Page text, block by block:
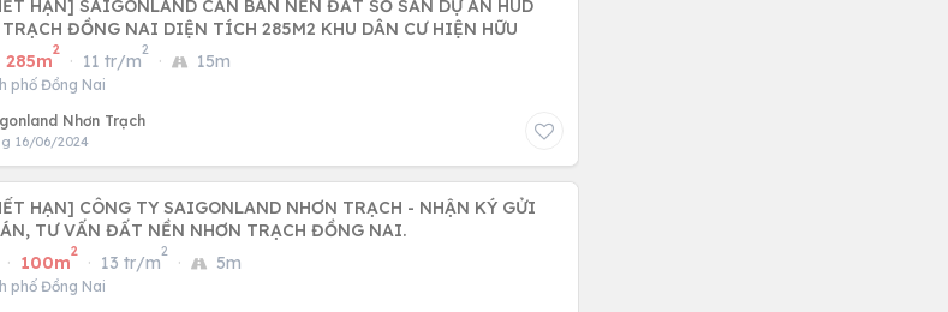
HẠN] SAIGONLAND CẦN BÁN NỀN ĐẤT SỔ SẴN DỰ ÁN HUD
TRẠCH ĐỒNG NAI DIỆN TÍCH 285M2 KHU DÂN CƯ HIỆN HỮU
285m
2
· 11 tr/m
2
· 15m
phố Đồng Nai
Nhơn Trạch
16/06/2024
HẠN] CÔNG TY SAIGONLAND NHƠN TRẠCH - NHẬN KÝ GỬI
TƯ VẤN ĐẤT NỀN NHƠN TRẠCH ĐỒNG NAI.
· 100m
2
· 13 tr/m
2
· 5m
phố Đồng Nai